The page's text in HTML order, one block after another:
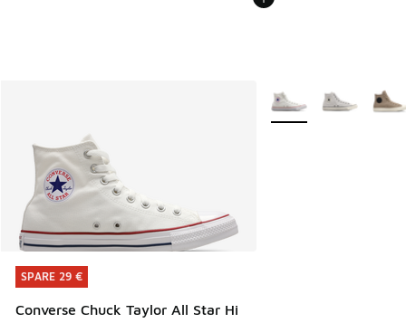
SPARE 29 €
Converse Chuck Taylor All Star Hi
SPARE 29 €
Weitere Farben